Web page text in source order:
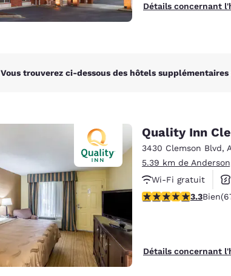
Ireland
Détails concernant
Vous trouverez ci-dessous des hôtels
Quality Inn
3430 Clemson Blvd,
5.39 km de
Wi-Fi gratuit
Animaux
3.34 étoiles. Bien.
3.3Bien
Détails concernant